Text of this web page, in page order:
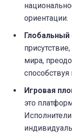
ориентации.
Глобальный
мира,
Игровая
это